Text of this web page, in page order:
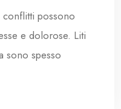
possono
e dolorose. Liti
sono spesso